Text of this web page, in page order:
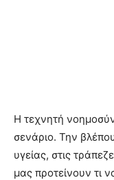
Η τεχνητή
σενάριο. Την
υγείας, στις
μας προτείνουν τι